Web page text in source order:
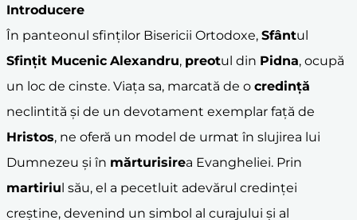
Introducere
În panteonul sfinților Bisericii Ortodoxe, Sfântul
Sfințit Mucenic Alexandru, preotul din Pidna, ocupă
un loc de cinste. Viața sa, marcată de o credință
neclintită și de un devotament exemplar față de
Hristos, ne oferă un model de urmat în slujirea lui
Dumnezeu și în mărturisirea Evangheliei. Prin
martiriul său, el a pecetluit adevărul credinței
creștine, devenind un simbol al curajului și al